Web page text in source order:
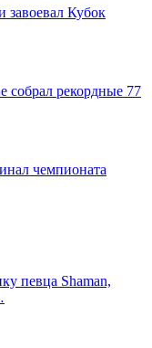
завоевал Кубок
собрал рекордные 77
чемпионата
певца Shaman,